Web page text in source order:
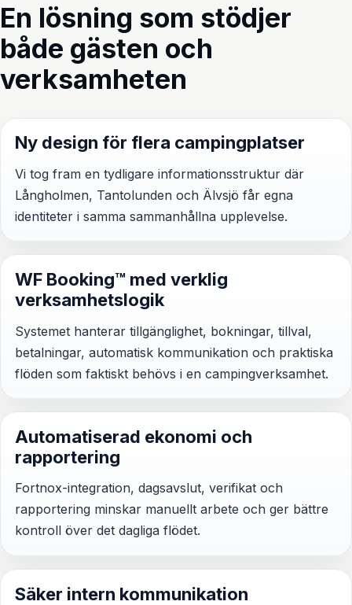
En lösning som stödjer
både gästen och
verksamheten
Ny design för flera campingplatser
Vi tog fram en tydligare informationsstruktur där
Långholmen, Tantolunden och Älvsjö får egna
identiteter i samma sammanhållna upplevelse.
WF Booking™ med verklig
verksamhetslogik
Systemet hanterar tillgänglighet, bokningar, tillval,
betalningar, automatisk kommunikation och praktiska
flöden som faktiskt behövs i en campingverksamhet.
Automatiserad ekonomi och
rapportering
Fortnox-integration, dagsavslut, verifikat och
rapportering minskar manuellt arbete och ger bättre
kontroll över det dagliga flödet.
Säker intern kommunikation